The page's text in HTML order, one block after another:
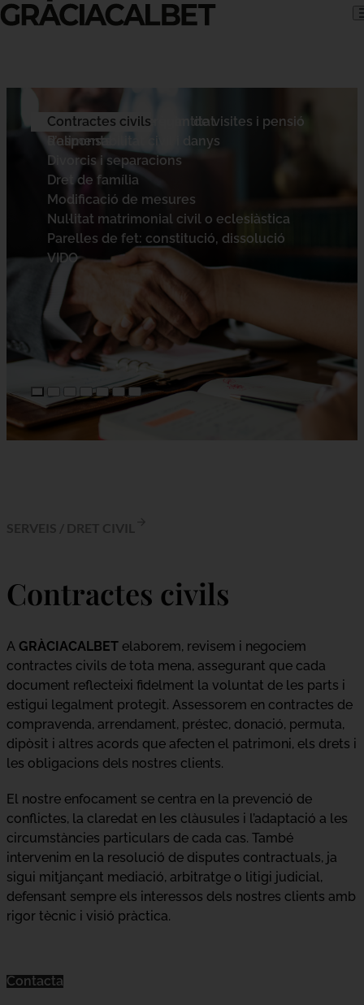
Skip to content
Contractes civils
Custòdia de fills, règim de visites i pensió
d’aliments
Divorcis i separacions
Dret de família
Modificació de mesures
Nul·litat matrimonial civil o eclesiàstica
Parelles de fet: constitució, dissolució
VIDO
Reclamacions de quantitat
Responsabilitat civil i danys
Contractes civils
A GRÀCIACALBET elaborem, revisem i negociem
contractes civils de tota mena, assegurant que cada
document reflecteixi fidelment la voluntat de les parts i
estigui legalment protegit. Assessorem en contractes de
compravenda, arrendament, préstec, donació, permuta,
dipòsit i altres acords que afecten el patrimoni, els drets i
les obligacions dels nostres clients.
El nostre enfocament se centra en la prevenció de
conflictes, la claredat en les clàusules i l’adaptació a les
circumstàncies particulars de cada cas. També
intervenim en la resolució de disputes contractuals, ja
sigui mitjançant mediació, arbitratge o litigi judicial,
defensant sempre els interessos dels nostres clients amb
rigor tècnic i visió pràctica.
Contacta